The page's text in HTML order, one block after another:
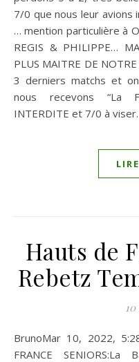
7/0 que nous leur avions
… mention particulière à
REGIS & PHILIPPE…
PLUS MAITRE DE
3 derniers matchs et
nous recevons “La
INTERDITE et 7/0 à
Hauts de
Rebetz
10
BrunoMar 10, 2022, 5:28 PM COUPE DES HAUTS DE
FRANCE